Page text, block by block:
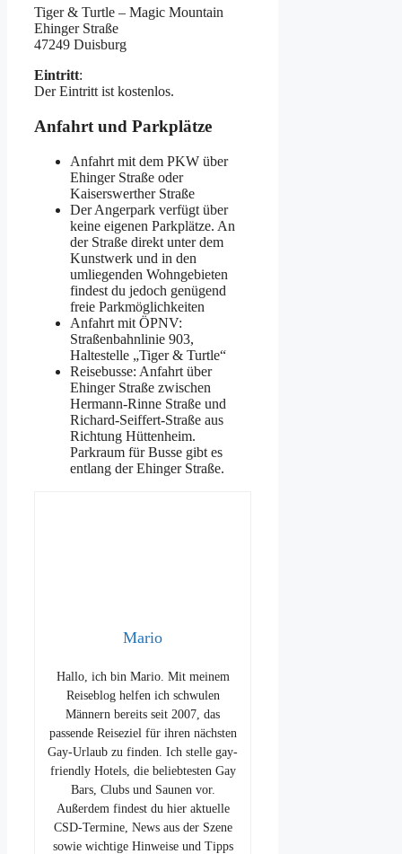
Tiger & Turtle – Magic Mountain
Ehinger Straße
47249 Duisburg
Eintritt:
Der Eintritt ist kostenlos.
Anfahrt und Parkplätze
Anfahrt mit dem PKW über
Ehinger Straße oder
Kaiserswerther Straße
Der Angerpark verfügt über
keine eigenen Parkplätze. An
der Straße direkt unter dem
Kunstwerk und in den
umliegenden Wohngebieten
findest du jedoch genügend
freie Parkmöglichkeiten
Anfahrt mit ÖPNV:
Straßenbahnlinie 903,
Haltestelle „Tiger & Turtle“
Reisebusse: Anfahrt über
Ehinger Straße zwischen
Hermann-Rinne Straße und
Richard-Seiffert-Straße aus
Richtung Hüttenheim.
Parkraum für Busse gibt es
entlang der Ehinger Straße.
Mario
Hallo, ich bin Mario. Mit meinem
Reiseblog helfen ich schwulen
Männern bereits seit 2007, das
passende Reiseziel für ihren nächsten
Gay-Urlaub zu finden. Ich stelle gay-
friendly Hotels, die beliebtesten Gay
Bars, Clubs und Saunen vor.
Außerdem findest du hier aktuelle
CSD-Termine, News aus der Szene
sowie wichtige Hinweise und Tipps